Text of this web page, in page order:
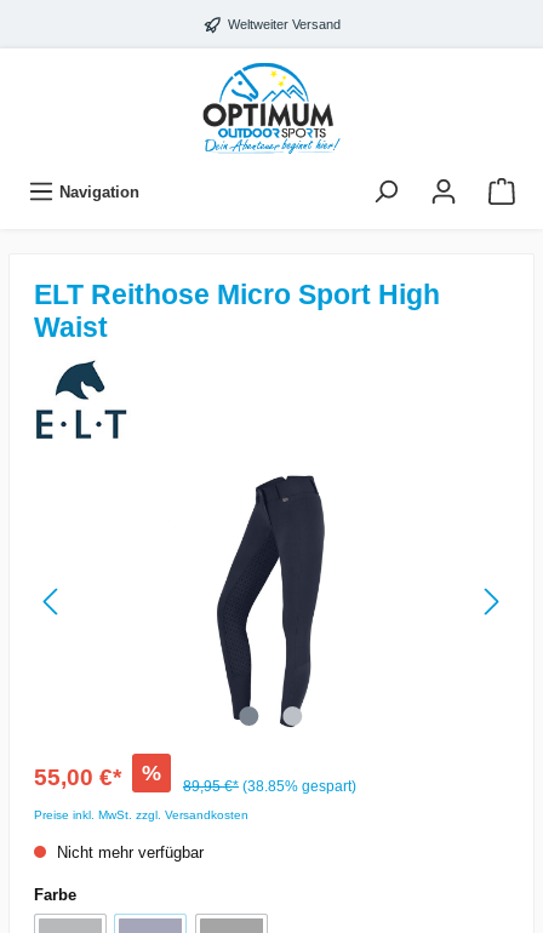
Weltweiter Versand
Navigation
ELT Reithose Micro Sport High
Waist
55,00 €* %
89,95 €* (38.85% gespart)
Preise inkl. MwSt. zzgl. Versandkosten
Nicht mehr verfügbar
Farbe